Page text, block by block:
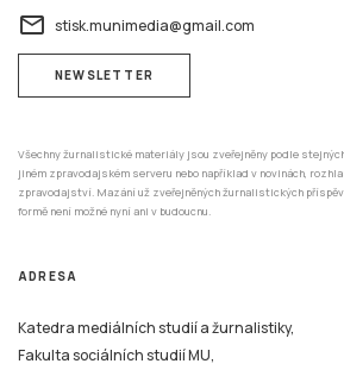
email stisk.munimedia@gmail.com
NEWSLETTER
Všechny žurnalistické materiály jsou zveřejněny podle
jiném zpravodajském serveru nebo například v novinách,
zpravodajství. Mazání už zveřejněných žurnalistických
formě není možné nyní ani v budoucnu.
ADRESA
Katedra mediálních studií a žurnalistiky,
Fakulta sociálních studií MU,